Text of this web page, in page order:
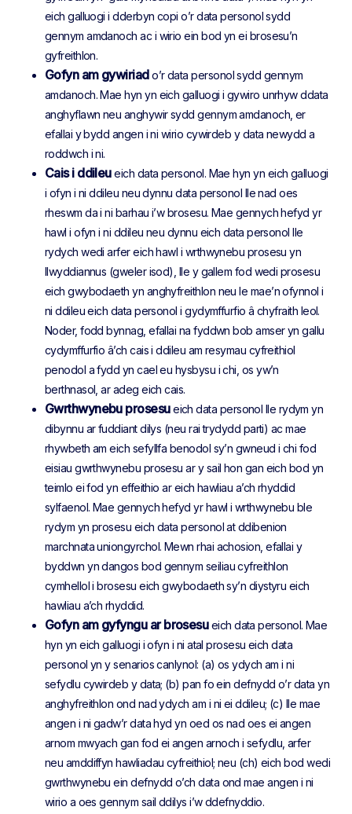
eich galluogi i dderbyn copi o’r data personol sydd
gennym amdanoch ac i wirio ein bod yn ei brosesu’n
gyfreithlon.
Gofyn am gywiriado’r data personol sydd gennym
amdanoch. Mae hyn yn eich galluogi i gywiro unrhyw ddata
anghyflawn neu anghywir sydd gennym amdanoch, er
efallai y bydd angen i ni wirio cywirdeb y data newydd a
roddwch i ni.
Cais i ddileueich data personol. Mae hyn yn eich galluogi
i ofyn i ni ddileu neu dynnu data personol lle nad oes
rheswm da i ni barhau i’w brosesu. Mae gennych hefyd yr
hawl i ofyn i ni ddileu neu dynnu eich data personol lle
rydych wedi arfer eich hawl i wrthwynebu prosesu yn
llwyddiannus (gweler isod), lle y gallem fod wedi prosesu
eich gwybodaeth yn anghyfreithlon neu le mae’n ofynnol i
ni ddileu eich data personol i gydymffurfio â chyfraith leol.
Noder, fodd bynnag, efallai na fyddwn bob amser yn gallu
cydymffurfio â’ch cais i ddileu am resymau cyfreithiol
penodol a fydd yn cael eu hysbysu i chi, os yw’n
berthnasol, ar adeg eich cais.
Gwrthwynebu prosesueich data personol lle rydym yn
dibynnu ar fuddiant dilys (neu rai trydydd parti) ac mae
rhywbeth am eich sefyllfa benodol sy’n gwneud i chi fod
eisiau gwrthwynebu prosesu ar y sail hon gan eich bod yn
teimlo ei fod yn effeithio ar eich hawliau a’ch rhyddid
sylfaenol. Mae gennych hefyd yr hawl i wrthwynebu ble
rydym yn prosesu eich data personol at ddibenion
marchnata uniongyrchol. Mewn rhai achosion, efallai y
byddwn yn dangos bod gennym seiliau cyfreithlon
cymhellol i brosesu eich gwybodaeth sy’n diystyru eich
hawliau a’ch rhyddid.
Gofyn am gyfyngu ar brosesueich data personol. Mae
hyn yn eich galluogi i ofyn i ni atal prosesu eich data
personol yn y senarios canlynol: (a) os ydych am i ni
sefydlu cywirdeb y data; (b) pan fo ein defnydd o’r data yn
anghyfreithlon ond nad ydych am i ni ei ddileu; (c) lle mae
angen i ni gadw’r data hyd yn oed os nad oes ei angen
arnom mwyach gan fod ei angen arnoch i sefydlu, arfer
neu amddiffyn hawliadau cyfreithiol; neu (ch) eich bod wedi
gwrthwynebu ein defnydd o’ch data ond mae angen i ni
wirio a oes gennym sail ddilys i’w ddefnyddio.